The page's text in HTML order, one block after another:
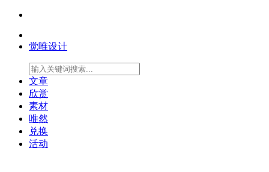
觉唯设计
文章
欣赏
素材
唯然
兑换
活动